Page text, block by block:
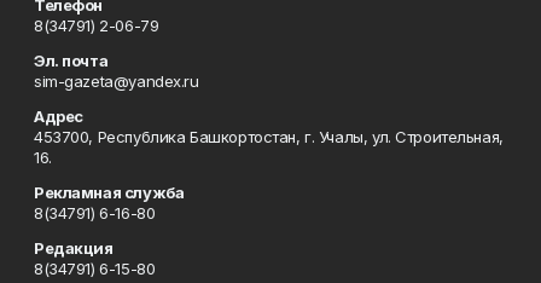
Телефон
8(34791) 2-06-79
Эл. почта
sim-gazeta@yandex.ru
Адрес
453700, Республика Башкортостан, г. Учалы, ул. Строительная,
16.
Рекламная служба
8(34791) 6-16-80
Редакция
8(34791) 6-15-80